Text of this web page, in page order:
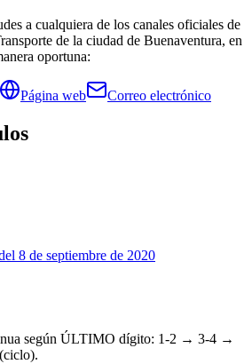
a cualquiera de los canales oficiales de
de la ciudad de Buenaventura, en
oportuna:
Página web Correo electrónico
8 de septiembre de 2020
según ÚLTIMO dígito: 1-2 → 3-4 →